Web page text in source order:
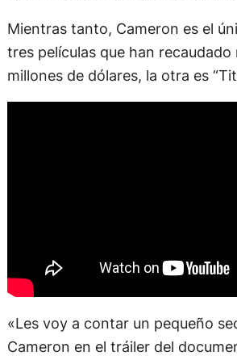
Mientras tanto, Cameron es el
tres películas que han recaudado
millones de dólares, la otra es
«Les voy a contar un pequeño
Cameron en el tráiler del